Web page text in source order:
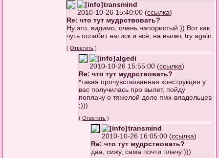
transmind
2010-10-26 15:40:00 (ссылка)
Re: что тут мудрствовать?
Ну это, видимо, очень напористый:)) Вот как
чуть ослабит натиск и всё, на вылет, try again
(Ответить )
algedi
2010-10-26 15:55:00 (ссылка)
Re: что тут мудрствовать?
*такая прочувствованная конструкция у
вас получилась про вылет, пойду
поплачу о тяжелой доле пмх-владельцев
;)))
(Ответить )
transmind
2010-10-26 16:05:00 (ссылка)
Re: что тут мудрствовать?
даа, сижу, сама почти плачу:)))